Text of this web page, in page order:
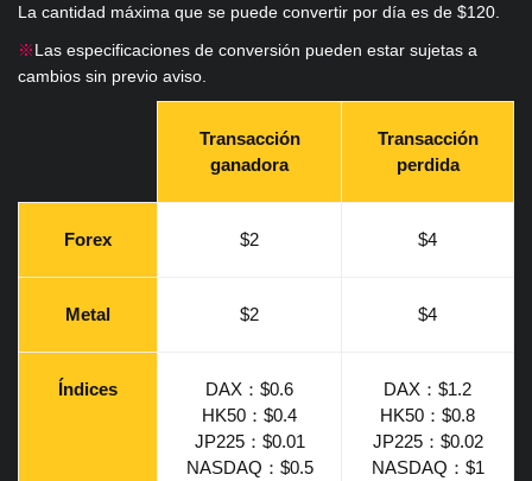
La cantidad máxima que se puede convertir por día es de $120.
※Las especificaciones de conversión pueden estar sujetas a
cambios sin previo aviso.
Transacción
ganadora
Transacción
perdida
Forex $2 $4
Metal $2 $4
Índices
DAX：$0.6
HK50：$0.4
JP225：$0.01
NASDAQ：$0.5
DAX：$1.2
HK50：$0.8
JP225：$0.02
NASDAQ：$1